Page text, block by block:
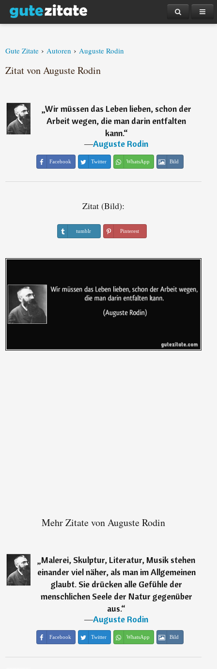
Gute Zitate › Autoren › Auguste Rodin
Zitat von Auguste Rodin
„Wir müssen das Leben lieben, schon der
Arbeit wegen, die man darin entfalten
kann.“
―Auguste Rodin
Facebook Twitter WhatsApp Bild
Zitat (Bild):
tumblr Pinterest
Mehr Zitate von Auguste Rodin
„Malerei, Skulptur, Literatur, Musik stehen
einander viel näher, als man im Allgemeinen
glaubt. Sie drücken alle Gefühle der
menschlichen Seele der Natur gegenüber
aus.“
―Auguste Rodin
Facebook Twitter WhatsApp Bild